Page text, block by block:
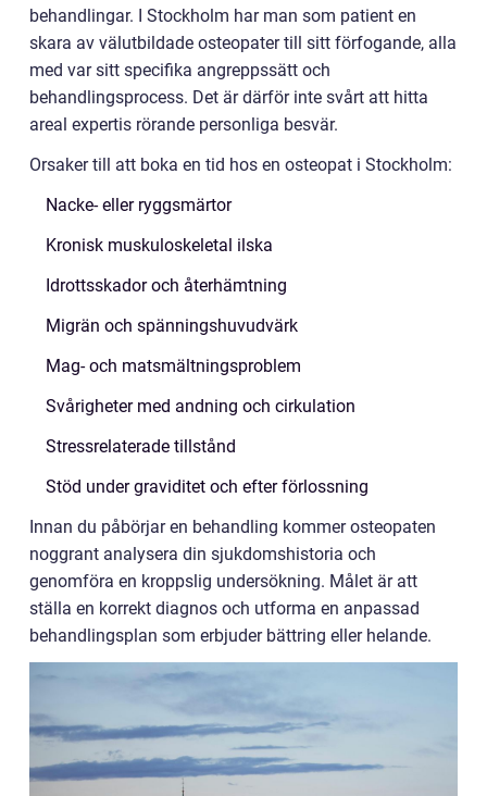
behandlingar. I Stockholm har man som patient en
skara av välutbildade osteopater till sitt förfogande, alla
med var sitt specifika angreppssätt och
behandlingsprocess. Det är därför inte svårt att hitta
areal expertis rörande personliga besvär.
Orsaker till att boka en tid hos en osteopat i Stockholm:
Nacke- eller ryggsmärtor
Kronisk muskuloskeletal ilska
Idrottsskador och återhämtning
Migrän och spänningshuvudvärk
Mag- och matsmältningsproblem
Svårigheter med andning och cirkulation
Stressrelaterade tillstånd
Stöd under graviditet och efter förlossning
Innan du påbörjar en behandling kommer osteopaten
noggrant analysera din sjukdomshistoria och
genomföra en kroppslig undersökning. Målet är att
ställa en korrekt diagnos och utforma en anpassad
behandlingsplan som erbjuder bättring eller helande.